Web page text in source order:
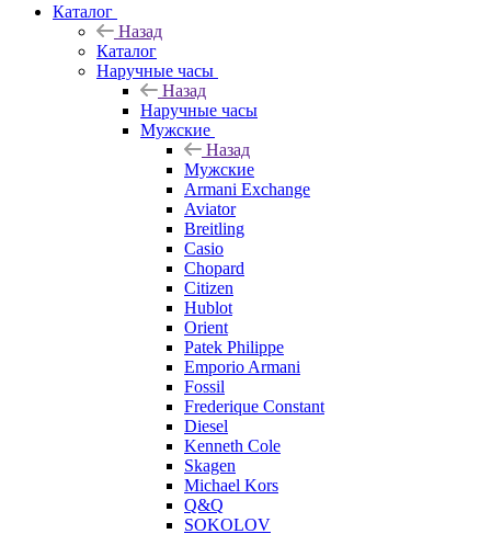
Каталог
Назад
Каталог
Наручные часы
Назад
Наручные часы
Мужские
Назад
Мужские
Armani Exchange
Aviator
Breitling
Casio
Chopard
Citizen
Hublot
Orient
Patek Philippe
Emporio Armani
Fossil
Frederique Constant
Diesel
Kenneth Cole
Skagen
Michael Kors
Q&Q
SOKOLOV